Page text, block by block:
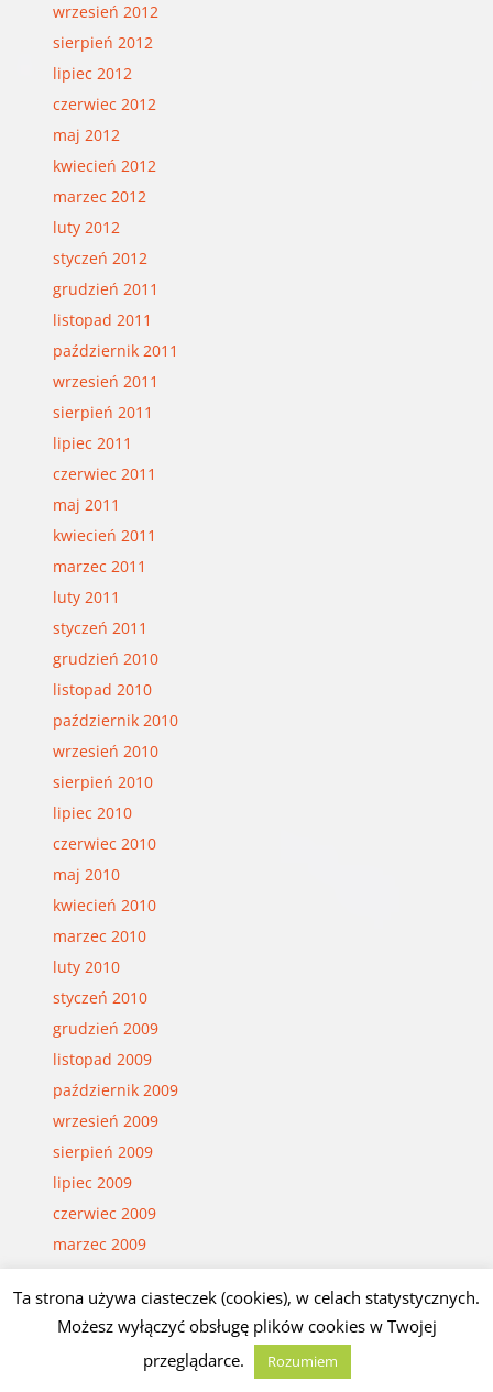
wrzesień 2012
sierpień 2012
lipiec 2012
czerwiec 2012
maj 2012
kwiecień 2012
marzec 2012
luty 2012
styczeń 2012
grudzień 2011
listopad 2011
październik 2011
wrzesień 2011
sierpień 2011
lipiec 2011
czerwiec 2011
maj 2011
kwiecień 2011
marzec 2011
luty 2011
styczeń 2011
grudzień 2010
listopad 2010
październik 2010
wrzesień 2010
sierpień 2010
lipiec 2010
czerwiec 2010
maj 2010
kwiecień 2010
marzec 2010
luty 2010
styczeń 2010
grudzień 2009
listopad 2009
październik 2009
wrzesień 2009
sierpień 2009
lipiec 2009
czerwiec 2009
marzec 2009
© Czesław Białczyński
Ta strona używa ciasteczek (cookies), w celach statystycznych.
Możesz wyłączyć obsługę plików cookies w Twojej
przeglądarce.
Rozumiem